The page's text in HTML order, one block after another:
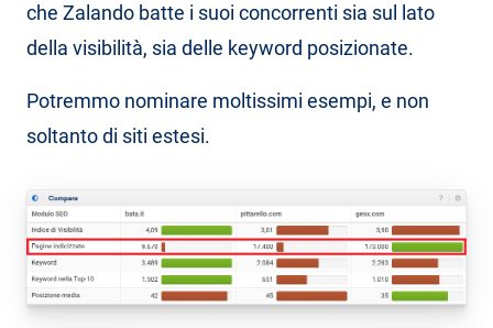
che Zalando batte i suoi concorrenti sia sul lato
della visibilità, sia delle keyword posizionate.
Potremmo nominare moltissimi esempi, e non
soltanto di siti estesi.